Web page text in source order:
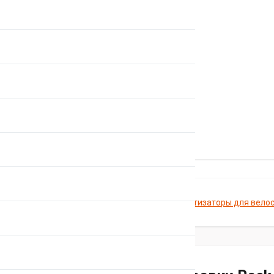
Главная Каталог Вилки и амортизаторы для